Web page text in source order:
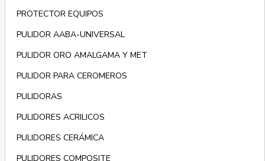
PROTECTOR EQUIPOS
PULIDOR AABA-UNIVERSAL
PULIDOR ORO AMALGAMA Y MET
PULIDOR PARA CEROMEROS
PULIDORAS
PULIDORES ACRILICOS
PULIDORES CERÁMICA
PULIDORES COMPOSITE